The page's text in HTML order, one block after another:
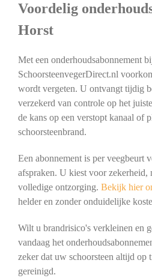
Voordelig
Horst
Met een onderhoudsabonnement
SchoorsteenvegerDirect.nl
wordt vergeten. U ontvangt tijdig
verzekerd van controle op het
de kans op een verstopt kanaal of
schoorsteenbrand.
Een abonnement is per veegbeurt
afspraken. U kiest voor zekerheid,
volledige ontzorging. Bekijk hier
helder en zonder onduidelijke
Wilt u brandrisico's verkleinen en
vandaag het
zeker dat uw schoorsteen altijd op
gereinigd.